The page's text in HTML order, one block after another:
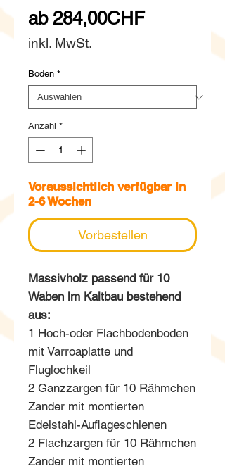
ab 284,00CHFSale-
inkl. MwSt.
Boden *
Anzahl *
Voraussichtlich verfügbar in
2-6 Wochen
Vorbestellen
Massivholz passend für 10
Waben im Kaltbau bestehend
aus:
1 Hoch-oder Flachbodenboden
mit Varroaplatte und
Fluglochkeil
2 Ganzzargen für 10 Rähmchen
Zander mit montierten
Edelstahl-Auflageschienen
2 Flachzargen für 10 Rähmchen
Zander mit montierten